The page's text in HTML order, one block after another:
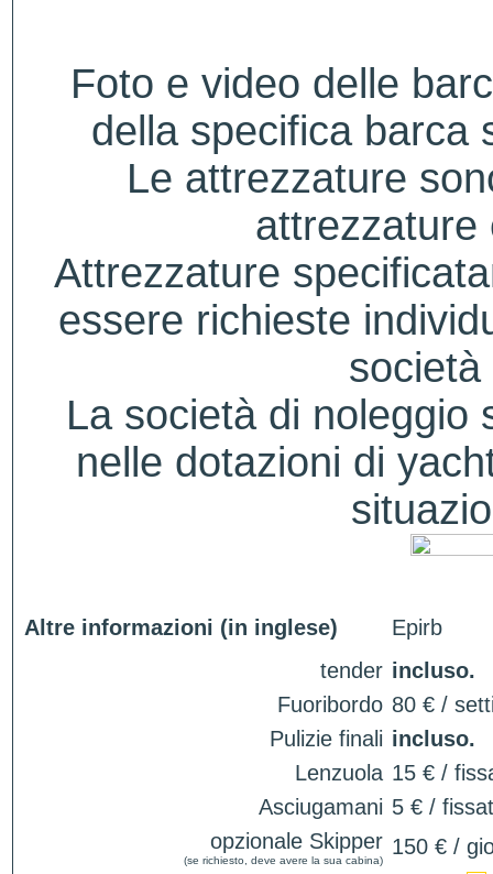
Foto e video delle
della specifica barca
Le attrezzature
attrezzature
Attrezzature
essere richieste
La società di noleggio
nelle dotazioni di
Altre informazioni (in inglese)
Epirb
tender incluso.
Fuoribordo 80 € /
Pulizie finali incluso.
Lenzuola 15 € /
Asciugamani 5 € /
opzionale Skipper
(se richiesto, deve avere la sua cabina)
150 € /